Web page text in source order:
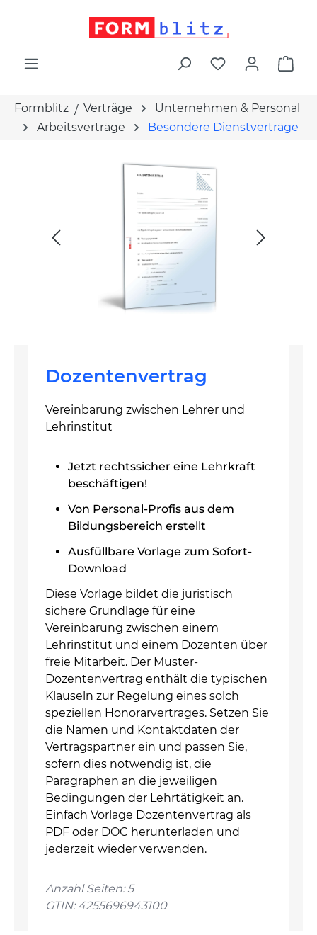
Formblitz Verträge
Unternehmen & Personal
Arbeitsverträge
Besondere Dienstverträge
Dozentenvertrag
Vereinbarung zwischen Lehrer und
Lehrinstitut
Jetzt rechtssicher eine Lehrkraft
beschäftigen!
Von Personal-Profis aus dem
Bildungsbereich erstellt
Ausfüllbare Vorlage zum Sofort-
Download
Diese Vorlage bildet die juristisch
sichere Grundlage für eine
Vereinbarung zwischen einem
Lehrinstitut und einem Dozenten über
freie Mitarbeit. Der Muster-
Dozentenvertrag enthält die typischen
Klauseln zur Regelung eines solch
speziellen Honorarvertrages. Setzen Sie
die Namen und Kontaktdaten der
Vertragspartner ein und passen Sie,
sofern dies notwendig ist, die
Paragraphen an die jeweiligen
Bedingungen der Lehrtätigkeit an.
Einfach Vorlage Dozentenvertrag als
PDF oder DOC herunterladen und
jederzeit wieder verwenden.
Anzahl Seiten: 5
GTIN: 4255696943100